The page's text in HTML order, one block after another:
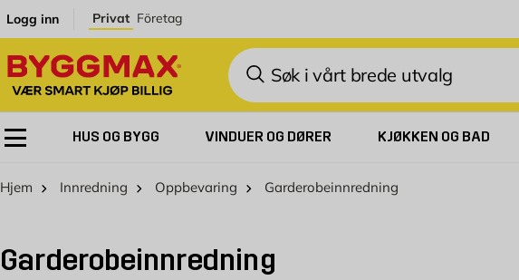
Logg inn Privat Företag
Søk
HUS OG BYGG VINDUER OG DØRER KJØKKEN OG BAD
Hjem Innredning Oppbevaring Garderobeinnredning
Garderobeinnredning